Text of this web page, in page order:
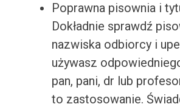
Poprawna pisownia i
Dokładnie sprawdź
nazwiska odbiorcy i
używasz
pan, pani, dr lub
to zastosowanie.